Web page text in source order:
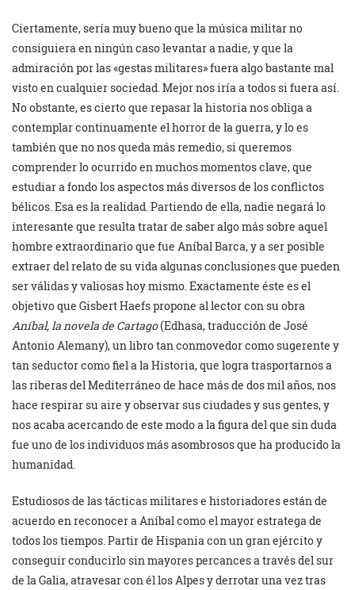
Ciertamente, sería muy bueno que la música militar no
consiguiera en ningún caso levantar a nadie, y que la
admiración por las «gestas militares» fuera algo bastante mal
visto en cualquier sociedad. Mejor nos iría a todos si fuera así.
No obstante, es cierto que repasar la historia nos obliga a
contemplar continuamente el horror de la guerra, y lo es
también que no nos queda más remedio, si queremos
comprender lo ocurrido en muchos momentos clave, que
estudiar a fondo los aspectos más diversos de los conflictos
bélicos. Esa es la realidad. Partiendo de ella, nadie negará lo
interesante que resulta tratar de saber algo más sobre aquel
hombre extraordinario que fue Aníbal Barca, y a ser posible
extraer del relato de su vida algunas conclusiones que pueden
ser válidas y valiosas hoy mismo. Exactamente éste es el
objetivo que Gisbert Haefs propone al lector con su obra
Aníbal, la novela de Cartago(Edhasa, traducción de José
Antonio Alemany), un libro tan conmovedor como sugerente y
tan seductor como fiel a la Historia, que logra trasportarnos a
las riberas del Mediterráneo de hace más de dos mil años, nos
hace respirar su aire y observar sus ciudades y sus gentes, y
nos acaba acercando de este modo a la figura del que sin duda
fue uno de los individuos más asombrosos que ha producido la
humanidad.
Estudiosos de las tácticas militares e historiadores están de
acuerdo en reconocer a Aníbal como el mayor estratega de
todos los tiempos. Partir de Hispania con un gran ejército y
conseguir conducirlo sin mayores percances a través del sur
de la Galia, atravesar con él los Alpes y derrotar una vez tras